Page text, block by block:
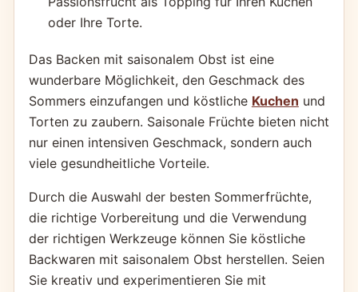
oder Ihre Torte.
Das Backen mit saisonalem Obst ist eine
wunderbare Möglichkeit, den Geschmack des
Sommers einzufangen und köstliche Kuchen und
Torten zu zaubern. Saisonale Früchte bieten nicht
nur einen intensiven Geschmack, sondern auch
viele gesundheitliche Vorteile.
Durch die Auswahl der besten Sommerfrüchte,
die richtige Vorbereitung und die Verwendung
der richtigen Werkzeuge können Sie köstliche
Backwaren mit saisonalem Obst herstellen. Seien
Sie kreativ und experimentieren Sie mit